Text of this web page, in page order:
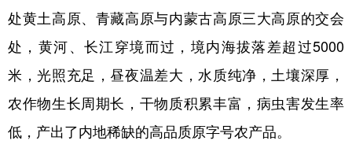
处黄土高原、青藏高原与内蒙古高原三大高原的交会
处，黄河、长江穿境而过，境内海拔落差超过5000
米，光照充足，昼夜温差大，水质纯净，土壤深厚，
农作物生长周期长，干物质积累丰富，病虫害发生率
低，产出了内地稀缺的高品质原字号农产品。